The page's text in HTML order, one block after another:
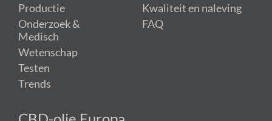
Productie
Onderzoek &
Medisch
Wetenschap
Testen
Trends
Kwaliteit en naleving
FAQ